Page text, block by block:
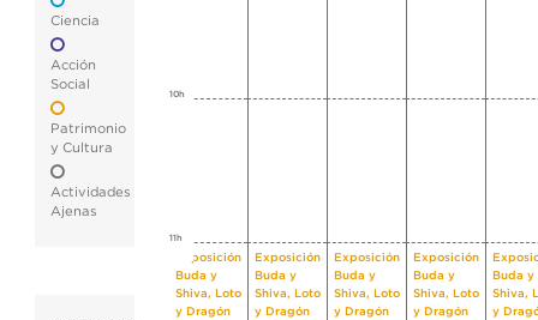
Ciencia
Acción
Social
Patrimonio
y Cultura
Actividades
Ajenas
10h
11h
Exposición
Buda y
Shiva, Loto
y Dragón
Exposición
Buda y
Shiva, Loto
y Dragón
Exposición
Buda y
Shiva, Loto
y Dragón
Exposición
Buda y
Shiva, Loto
y Dragón
Buda y
Shiva,
y